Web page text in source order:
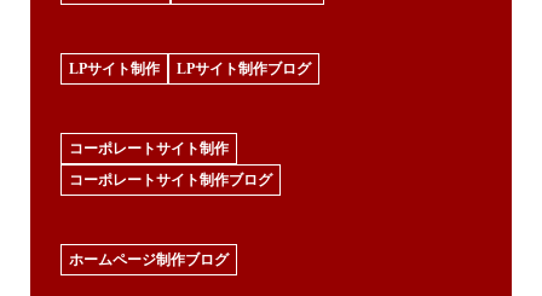
LPサイト制作 LPサイト制作ブログ
コーポレートサイト制作
コーポレートサイト制作ブログ
ホームページ制作ブログ